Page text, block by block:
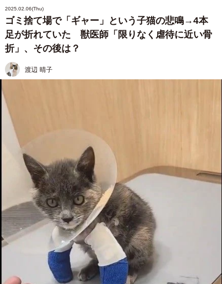
2025.02.06(Thu)
ゴミ捨て場で「ギャー」という子猫の悲鳴→4本
足が折れていた 獣医師「限りなく虐待に近い骨
折」、その後は？
渡辺 晴子